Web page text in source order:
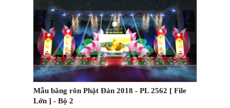
Mẫu băng rôn Phật Đản 2018 - PL 2562 [ File
Lớn ] - Bộ 2